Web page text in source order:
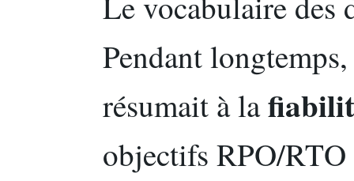
Pendant
résumait à la
objectifs RPO/